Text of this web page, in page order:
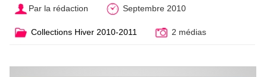
Par la rédaction Septembre 2010
Collections Hiver 2010-2011 2 médias